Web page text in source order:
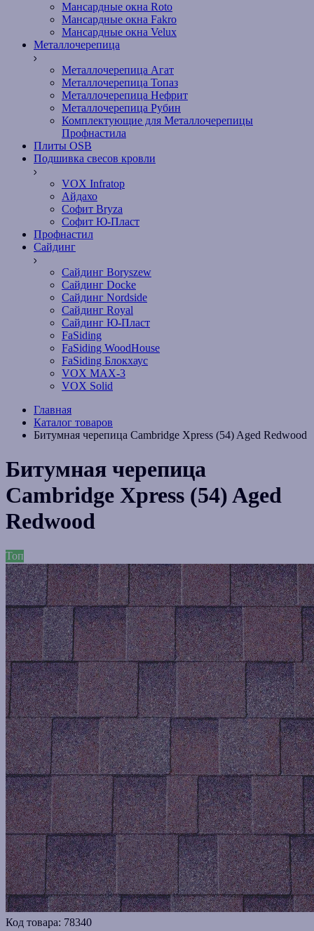
Мансардные окна Roto
Мансардные окна Fakro
Мансардные окна Velux
Металлочерепица
Металлочерепица Агат
Металлочерепица Топаз
Металлочерепица Нефрит
Металлочерепица Рубин
Комплектующие для Металлочерепицы
Профнастила
Плиты OSB
Подшивка свесов кровли
VOX Infratop
Айдахо
Софит Bryza
Софит Ю-Пласт
Профнастил
Сайдинг
Сайдинг Boryszew
Сайдинг Docke
Сайдинг Nordside
Сайдинг Royal
Сайдинг Ю-Пласт
FaSiding
FaSiding WoodHouse
FaSiding Блокхаус
VOX MAX-3
VOX Solid
Главная
Каталог товаров
Битумная черепица Cambridge Xpress (54) Aged Redwood
Битумная черепица
Cambridge Xpress (54) Aged
Redwood
Топ
Код товара: 78340